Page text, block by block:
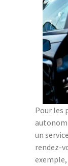
Pour les
un
rendez-
exemple,